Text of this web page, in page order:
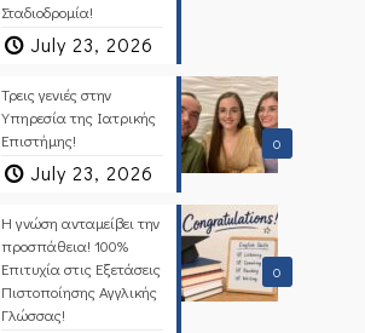
Σταδιοδρομία!
July 23, 2026
0
Τρεις γενιές στην
Υπηρεσία της Ιατρικής
Επιστήμης!
July 23, 2026
0
Η γνώση ανταμείβει την
προσπάθεια! 100%
Επιτυχία στις Εξετάσεις
Πιστοποίησης Αγγλικής
Γλώσσας!